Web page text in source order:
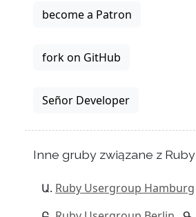
become a Patron
fork on GitHub
Señor Developer
Inne gruby związane z Ruby
Ruby Usergroup Hamburg